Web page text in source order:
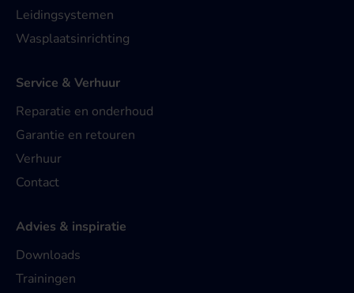
Leidingsystemen
Wasplaatsinrichting
Service & Verhuur
Reparatie en onderhoud
Garantie en retouren
Verhuur
Contact
Advies & inspiratie
Downloads
Trainingen